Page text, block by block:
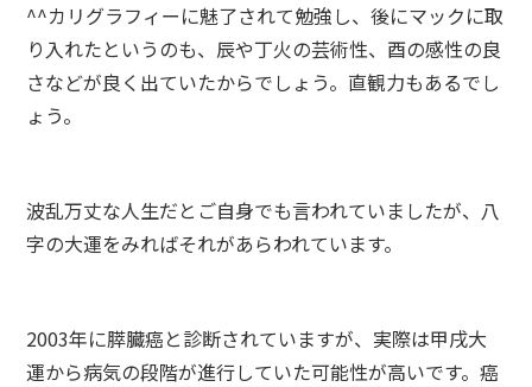
^^カリグラフィーに魅了されて勉強し、後にマックに取
り入れたというのも、辰や丁火の芸術性、酉の感性の良
さなどが良く出ていたからでしょう。直観力もあるでし
ょう。
波乱万丈な人生だとご自身でも言われていましたが、八
字の大運をみればそれがあらわれています。
2003年に膵臓癌と診断されていますが、実際は甲戌大
運から病気の段階が進行していた可能性が高いです。癌